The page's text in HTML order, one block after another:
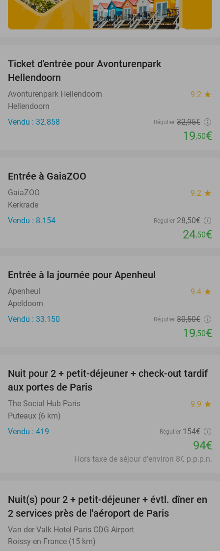
Ticket d'entrée pour Avonturenpark
Hellendoorn
Avonturenpark Hellendoorn 9.2 star
Hellendoorn
Vendu : 32.858
Régulier 32,95€
19,50€
Entrée à GaiaZOO
GaiaZOO 9.2 star
Kerkrade
Vendu : 8.154
Régulier 28,50€
24,50€
Entrée à la journée pour Apenheul
Apenheul 9.4 star
Apeldoorn
Vendu : 33.150
Régulier 30,50€
19,50€
39%
Nuit pour 2 + petit-déjeuner + check-out tardif
aux portes de Paris
The Social Hub Paris 9.9 star
Puteaux (6 km)
Vendu : 419
Régulier 154€
94€
Hors taxe de séjour d'environ 8€ p.p.p.n.
36%
Nuit(s) pour 2 + petit-déjeuner + évtl. dîner en
2 services près de l'aéroport de Paris
Van der Valk Hotel Paris CDG Airport
Roissy-en-France (15 km)